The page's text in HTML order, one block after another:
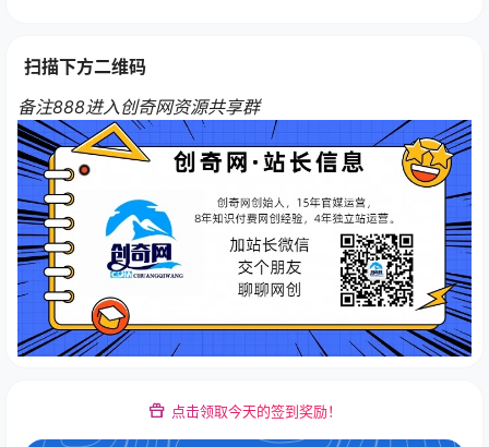
扫描下方二维码
备注888进入创奇网资源共享群
点击领取今天的签到奖励！